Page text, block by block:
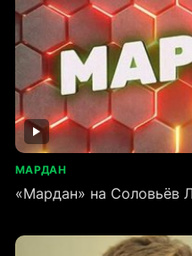
МАРДАН
«Мардан» на Соловьёв